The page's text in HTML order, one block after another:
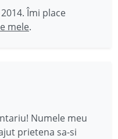
Îmi place
mele.
Numele meu
prietena sa-si